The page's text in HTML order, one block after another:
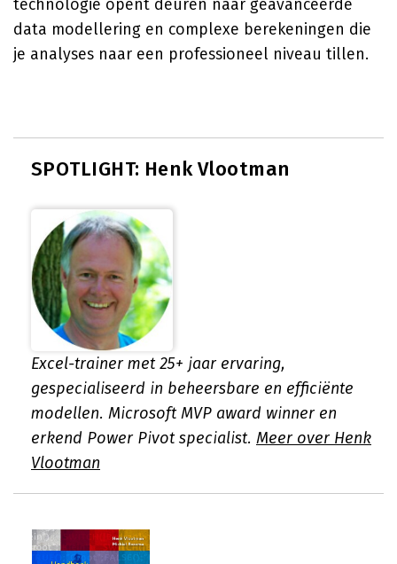
technologie opent deuren naar geavanceerde
data modellering en complexe berekeningen die
je analyses naar een professioneel niveau tillen.
SPOTLIGHT: Henk Vlootman
Excel-trainer met 25+ jaar ervaring,
gespecialiseerd in beheersbare en efficiënte
modellen. Microsoft MVP award winner en
erkend Power Pivot specialist. Meer over Henk
Vlootman